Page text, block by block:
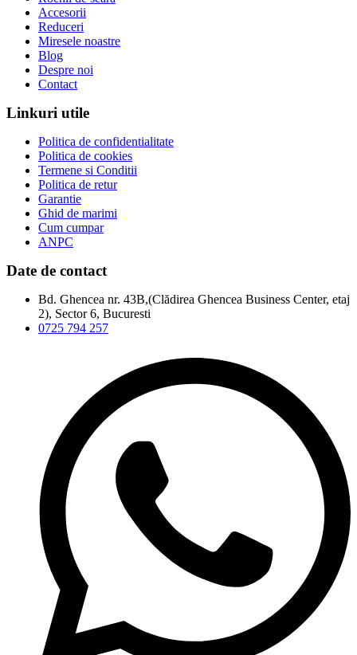
Accesorii
Reduceri
Miresele noastre
Blog
Despre noi
Contact
Linkuri utile
Politica de confidentialitate
Politica de cookies
Termene si Conditii
Politica de retur
Garantie
Ghid de marimi
Cum cumpar
ANPC
Date de contact
Bd. Ghencea nr. 43B,(Clădirea Ghencea Business Center, etaj
2), Sector 6, Bucuresti
0725 794 257